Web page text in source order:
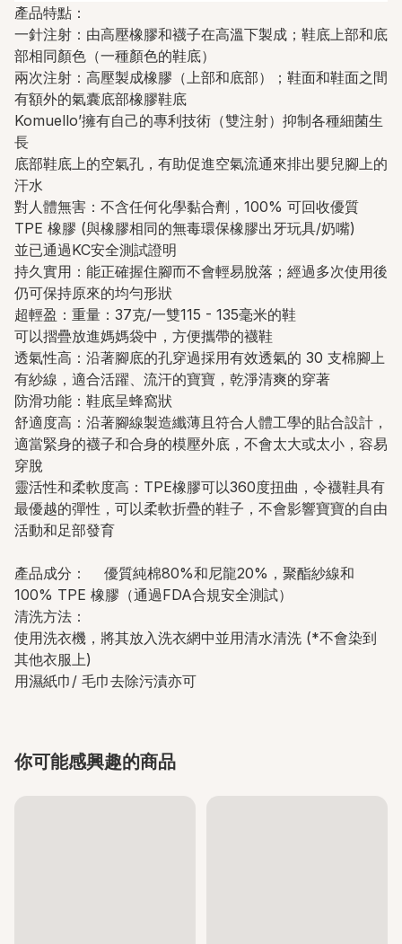
產品特點：
一針注射：由高壓橡膠和襪子在高溫下製成；鞋底上部和底
部相同顏色（一種顏色的鞋底）
兩次注射：高壓製成橡膠（上部和底部）；鞋面和鞋面之間
有額外的氣囊底部橡膠鞋底
Komuello’擁有自己的專利技術（雙注射）抑制各種細菌生
長
底部鞋底上的空氣孔，有助促進空氣流通來排出嬰兒腳上的
汗水
對人體無害：不含任何化學黏合劑，100% 可回收優質
TPE 橡膠 (與橡膠相同的無毒環保橡膠出牙玩具/奶嘴)
並已通過KC安全測試證明
持久實用：能正確握住腳而不會輕易脫落；經過多次使用後
仍可保持原來的均勻形狀
超輕盈：重量：37克/一雙115 - 135毫米的鞋
可以摺疊放進媽媽袋中，方便攜帶的襪鞋
透氣性高：沿著腳底的孔穿過採用有效透氣的 30 支棉腳上
有紗線，適合活躍、流汗的寶寶，乾淨清爽的穿著
防滑功能：鞋底呈蜂窩狀
舒適度高：沿著腳線製造纖薄且符合人體工學的貼合設計，
適當緊身的襪子和合身的模壓外底，不會太大或太小，容易
穿脫
靈活性和柔軟度高：TPE橡膠可以360度扭曲，令襪鞋具有
最優越的彈性，可以柔軟折疊的鞋子，不會影響寶寶的自由
活動和足部發育
產品成分： 優質純棉80%和尼龍20%，聚酯紗線和
100% TPE 橡膠（通過FDA合規安全測試）
清洗方法：
使用洗衣機，將其放入洗衣網中並用清水清洗 (*不會染到
其他衣服上)
用濕紙巾/ 毛巾去除污漬亦可
你可能感興趣的商品